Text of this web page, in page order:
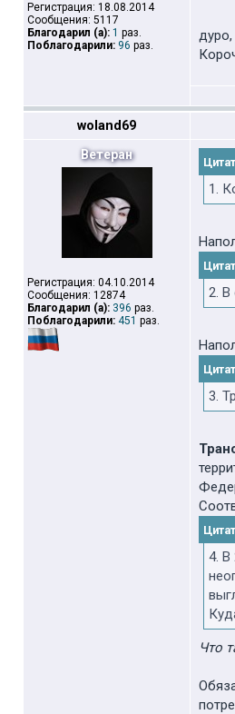
Регистрация: 18.08.2014
Сообщения: 5117
Благодарил (а): 1 раз.
Поблагодарили: 96 раз.
woland69
Ветеран
Регистрация: 04.10.2014
Сообщения: 12874
Благодарил (а): 396 раз.
Поблагодарили: 451 раз.
1.
2. В
3.
4. В
Что